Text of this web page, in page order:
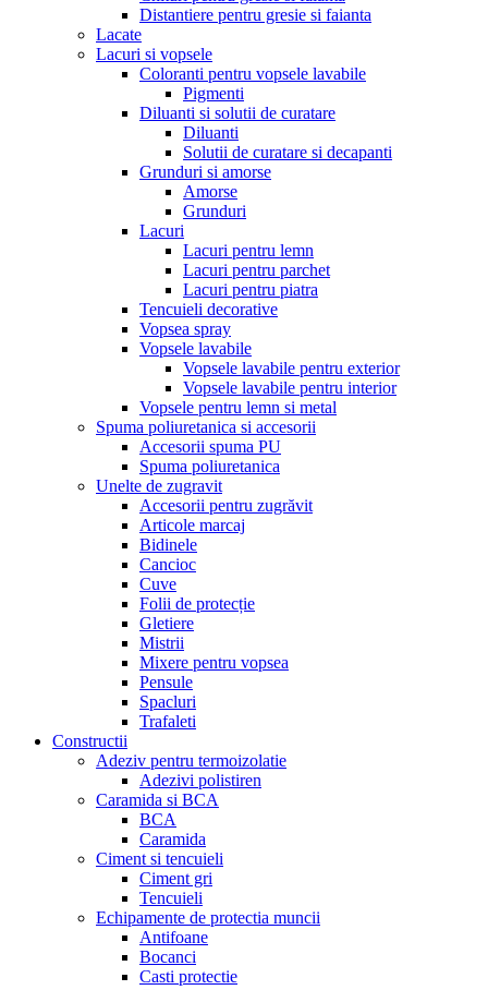
Distantiere pentru gresie si faianta
Lacate
Lacuri si vopsele
Coloranti pentru vopsele lavabile
Pigmenti
Diluanti si solutii de curatare
Diluanti
Solutii de curatare si decapanti
Grunduri si amorse
Amorse
Grunduri
Lacuri
Lacuri pentru lemn
Lacuri pentru parchet
Lacuri pentru piatra
Tencuieli decorative
Vopsea spray
Vopsele lavabile
Vopsele lavabile pentru exterior
Vopsele lavabile pentru interior
Vopsele pentru lemn si metal
Spuma poliuretanica si accesorii
Accesorii spuma PU
Spuma poliuretanica
Unelte de zugravit
Accesorii pentru zugrăvit
Articole marcaj
Bidinele
Cancioc
Cuve
Folii de protecție
Gletiere
Mistrii
Mixere pentru vopsea
Pensule
Spacluri
Trafaleti
Constructii
Adeziv pentru termoizolatie
Adezivi polistiren
Caramida si BCA
BCA
Caramida
Ciment si tencuieli
Ciment gri
Tencuieli
Echipamente de protectia muncii
Antifoane
Bocanci
Casti protectie